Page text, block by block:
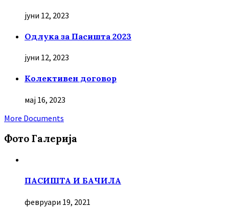
јуни 12, 2023
Oдлука за Пасишта 2023
јуни 12, 2023
Колективен договор
мај 16, 2023
More Documents
Фото Галерија
ПАСИШТА И БАЧИЛА
февруари 19, 2021